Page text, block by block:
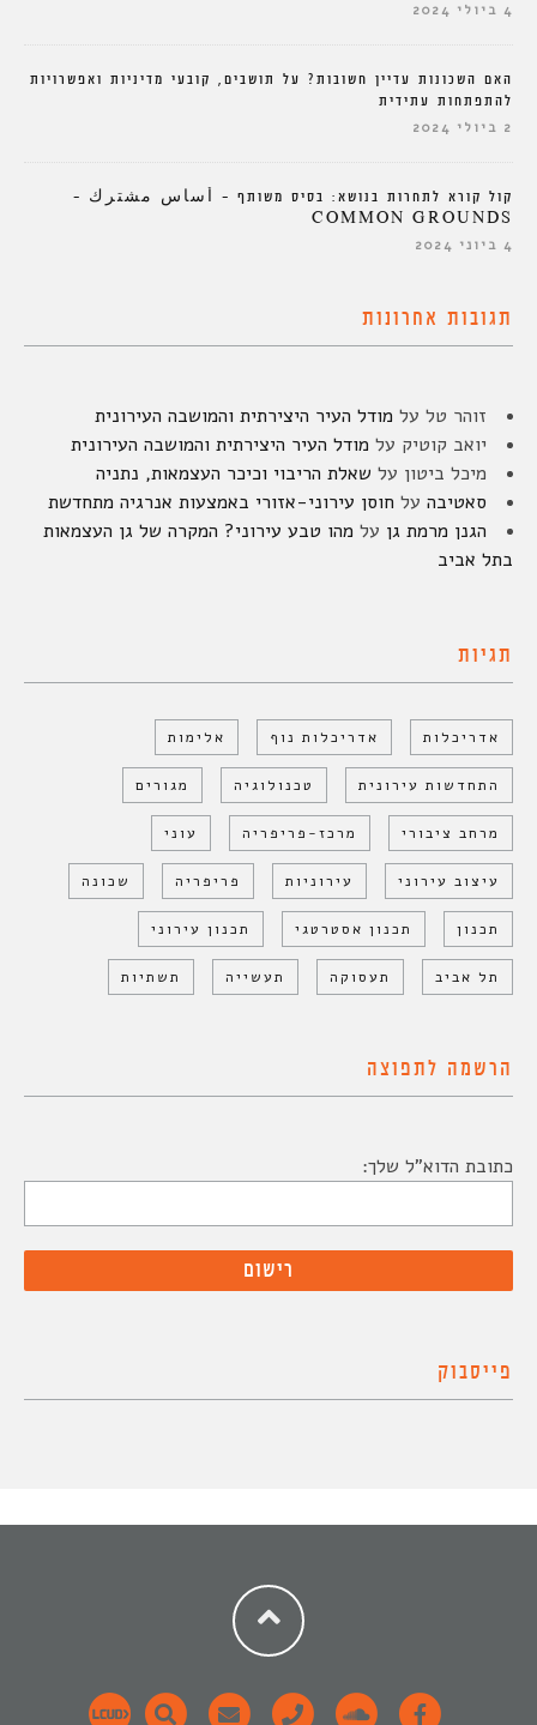
4 ביולי 2024
האם השכונות עדיין חשובות? על תושבים, קובעי מדיניות ואפשרויות
להתפתחות עתידית
2 ביולי 2024
קול קורא לתחרות בנושא: בסיס משותף – أساس مشترك –
COMMON GROUNDS
4 ביוני 2024
תגובות אחרונות
זוהר טל על מודל העיר היצירתית והמושבה העירונית
יואב קוטיק על מודל העיר היצירתית והמושבה העירונית
מיכל ביטון על שאלת הריבוי וכיכר העצמאות, נתניה
סאטיבה על חוסן עירוני-אזורי באמצעות אנרגיה מתחדשת
הגנן מרמת גן על מהו טבע עירוני? המקרה של גן העצמאות
בתל אביב
תגיות
אדריכלות אדריכלות נוף אלימות
התחדשות עירונית טכנולוגיה מגורים
מרחב ציבורי מרכז-פריפריה עוני
עיצוב עירוני עירוניות פריפריה שכונה
תכנון תכנון אסטרטגי תכנון עירוני
תל אביב תעסוקה תעשייה תשתיות
הרשמה לתפוצה
כתובת הדוא"ל שלך:
פייסבוק